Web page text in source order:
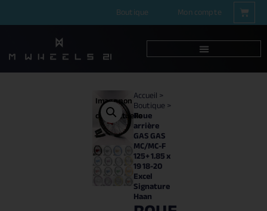
Boutique Mon compte
Image non
contractuelle
Accueil>
Boutique>
Roue
arrière
GAS GAS
MC/MC-F
125+ 1.85 x
19 18-20
Excel
Signature
Haan